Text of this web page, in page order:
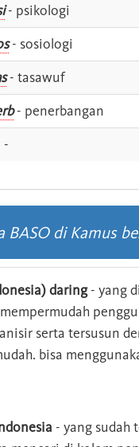
- psikologi
- sosiologi
- tasawuf
- penerbangan
BASO di Kamus
daring- yang
serta tersusun
bisa
- yang sudah